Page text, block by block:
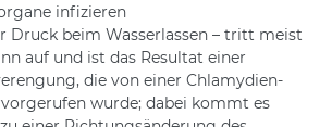
infizieren
Druck beim Wasserlassen – tritt meist
auf und ist das Resultat einer
die von einer Chlamydien-
wurde; dabei kommt es